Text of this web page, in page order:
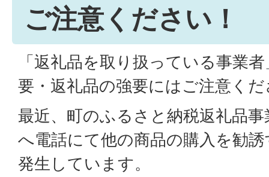
ご注意ください！
「返礼品を取り扱っている事業
要・返礼品の強要にはご注意く
最近、町のふるさと納税返礼品
へ電話にて他の商品の購入を勧
発生しています。